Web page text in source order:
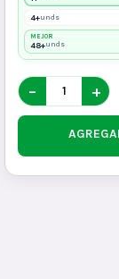
4+unds
MEJOR
48+unds
− +